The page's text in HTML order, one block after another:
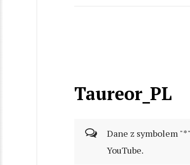
Taureor_PL
Dane z symbolem
YouTube.